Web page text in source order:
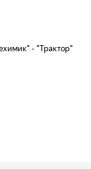
- "Трактор"